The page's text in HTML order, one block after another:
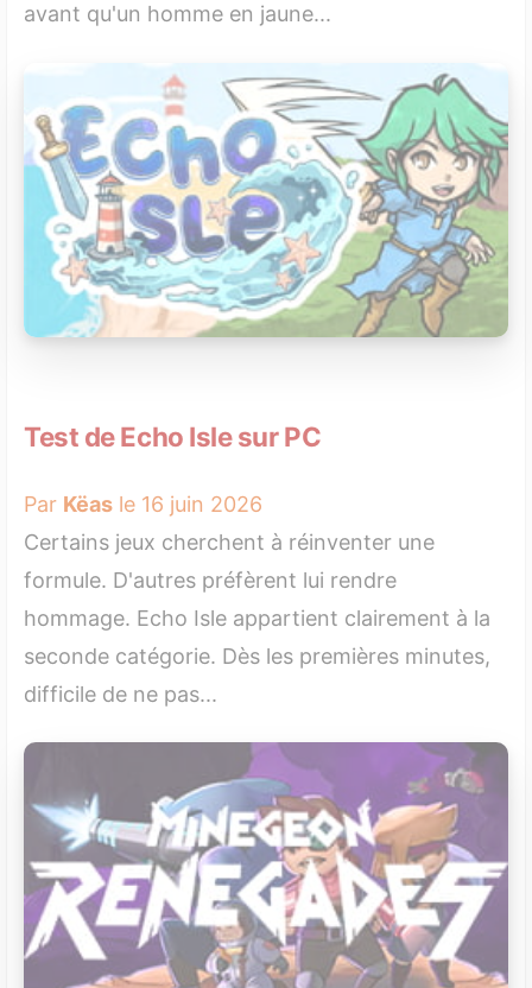
avant qu'un homme en jaune...
Test de Echo Isle sur PC
Par Këas le 16 juin 2026
Certains jeux cherchent à réinventer une
formule. D'autres préfèrent lui rendre
hommage. Echo Isle appartient clairement à la
seconde catégorie. Dès les premières minutes,
difficile de ne pas...